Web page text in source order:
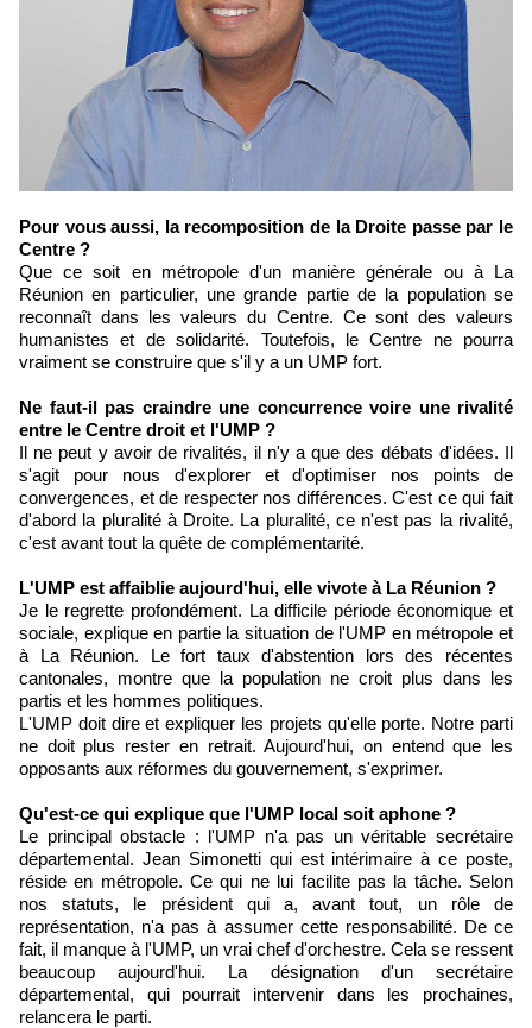
Pour vous aussi, la recomposition de la Droite passe par le
Centre ?
Que ce soit en métropole d'un manière générale ou à La
Réunion en particulier, une grande partie de la population se
reconnaît dans les valeurs du Centre. Ce sont des valeurs
humanistes et de solidarité. Toutefois, le Centre ne pourra
vraiment se construire que s'il y a un UMP fort.
Ne faut-il pas craindre une concurrence voire une rivalité
entre le Centre droit et l'UMP ?
Il ne peut y avoir de rivalités, il n'y a que des débats d'idées. Il
s'agit pour nous d'explorer et d'optimiser nos points de
convergences, et de respecter nos différences. C'est ce qui fait
d'abord la pluralité à Droite. La pluralité, ce n'est pas la rivalité,
c'est avant tout la quête de complémentarité.
L'UMP est affaiblie aujourd'hui, elle vivote à La Réunion ?
Je le regrette profondément. La difficile période économique et
sociale, explique en partie la situation de l'UMP en métropole et
à La Réunion. Le fort taux d'abstention lors des récentes
cantonales, montre que la population ne croit plus dans les
partis et les hommes politiques.
L'UMP doit dire et expliquer les projets qu'elle porte. Notre parti
ne doit plus rester en retrait. Aujourd'hui, on entend que les
opposants aux réformes du gouvernement, s'exprimer.
Qu'est-ce qui explique que l'UMP local soit aphone ?
Le principal obstacle : l'UMP n'a pas un véritable secrétaire
départemental. Jean Simonetti qui est intérimaire à ce poste,
réside en métropole. Ce qui ne lui facilite pas la tâche. Selon
nos statuts, le président qui a, avant tout, un rôle de
représentation, n'a pas à assumer cette responsabilité. De ce
fait, il manque à l'UMP, un vrai chef d'orchestre. Cela se ressent
beaucoup aujourd'hui. La désignation d'un secrétaire
départemental, qui pourrait intervenir dans les prochaines,
relancera le parti.